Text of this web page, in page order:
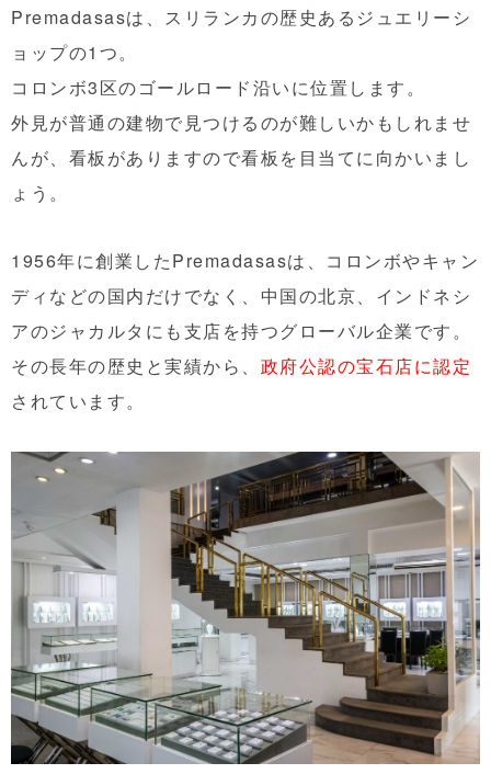
Premadasasは、スリランカの歴史あるジュエリーシ
ョップの1つ。
コロンボ3区のゴールロード沿いに位置します。
外見が普通の建物で見つけるのが難しいかもしれませ
んが、看板がありますので看板を目当てに向かいまし
ょう。
1956年に創業したPremadasasは、コロンボやキャン
ディなどの国内だけでなく、中国の北京、インドネシ
アのジャカルタにも支店を持つグローバル企業です。
その長年の歴史と実績から、 政府公認の宝石店に認定
されています。